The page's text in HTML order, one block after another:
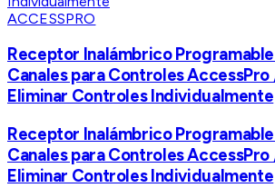
ACCESSPRO
Receptor Inalámbrico
Canales para Controles
Eliminar Controles Individualmente
Receptor Inalámbrico
Canales para Controles
Eliminar Controles Individualmente